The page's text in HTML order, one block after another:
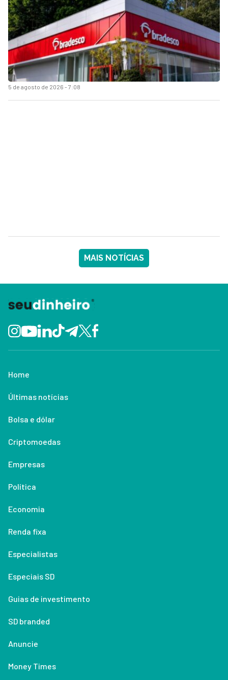
5 de agosto de 2026 - 7:08
MAIS NOTÍCIAS
Home
Últimas notícias
Bolsa e dólar
Criptomoedas
Empresas
Política
Economia
Renda fixa
Especialistas
Especiais SD
Guias de investimento
SD branded
Anuncie
Money Times